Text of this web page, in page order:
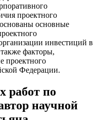
проектного
основные
инвестиций в
факторы,
проектного
Федерации.
работ по
научной